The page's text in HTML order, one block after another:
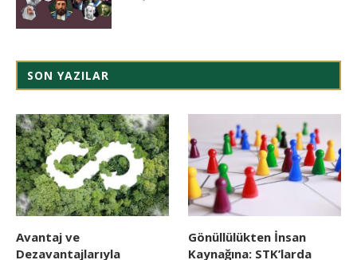
SON YAZILAR
Avantaj ve
Dezavantajlarıyla
Gönüllülükten İnsan
Kaynağına: STK’larda